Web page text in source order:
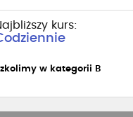
kurs:
w kategorii B